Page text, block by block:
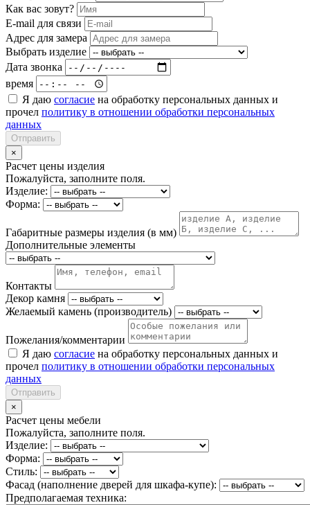
Как вас зовут?
E-mail для связи
Адрес для замера
Выбрать изделие
Дата звонка
время
Я даю согласие на обработку персональных данных и
прочел политику в отношении обработки персональных
данных
Отправить
×
Расчет цены изделия
Пожалуйста, заполните поля.
Изделие:
Форма:
Габаритные размеры изделия (в мм)
Дополнительные элементы
Контакты
Декор камня
Желаемый камень (производитель)
Пожелания/комментарии
Я даю согласие на обработку персональных данных и
прочел политику в отношении обработки персональных
данных
Отправить
×
Расчет цены мебели
Пожалуйста, заполните поля.
Изделие:
Форма:
Стиль:
Фасад (наполнение дверей для шкафа-купе):
Предполагаемая техника: